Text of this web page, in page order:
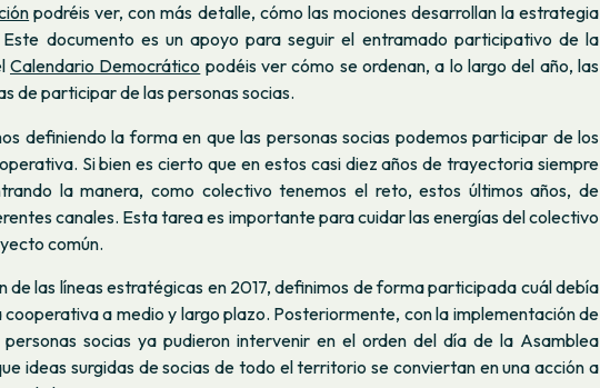
podréis ver, con más detalle, cómo las mociones desarrollan la estrategia
documento es un apoyo para seguir el entramado participativo de la
Calendario Democrático podéis ver cómo se ordenan, a lo largo del año, las
de participar de las personas socias.
definiendo la forma en que las personas socias podemos participar de los
Si bien es cierto que en estos casi diez años de trayectoria siempre
la manera, como colectivo tenemos el reto, estos últimos años, de
canales. Esta tarea es importante para cuidar las energías del colectivo
común.
de las líneas estratégicas en 2017, definimos de forma participada cuál debía
cooperativa a medio y largo plazo. Posteriormente, con la implementación de
personas socias ya pudieron intervenir en el orden del día de la Asamblea
ideas surgidas de socias de todo el territorio se conviertan en una acción a